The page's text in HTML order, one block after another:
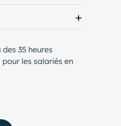
35 heures
les salariés en